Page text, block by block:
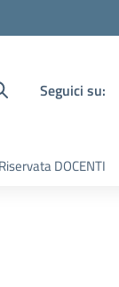
Seguici su:
DOCENTI